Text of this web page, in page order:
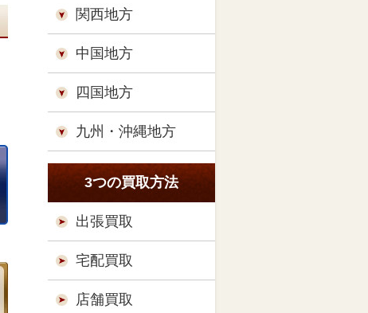
関西地方
中国地方
四国地方
九州・沖縄地方
3つの買取方法
出張買取
宅配買取
店舗買取